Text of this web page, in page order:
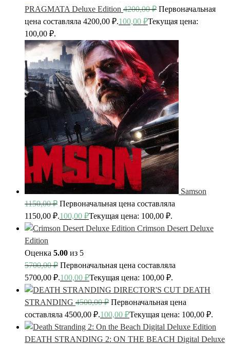
PRAGMATA Deluxe Edition 4200,00₽ Первоначальная
цена составляла 4200,00 ₽.100,00 ₽Текущая цена:
100,00 ₽.
Samson
1150,00₽ Первоначальная цена составляла
1150,00 ₽.100,00 ₽Текущая цена: 100,00 ₽.
Crimson Desert Deluxe
Edition
Оценка 5.00 из 5
5700,00₽ Первоначальная цена составляла
5700,00 ₽.100,00 ₽Текущая цена: 100,00 ₽.
DEATH
STRANDING 4500,00₽ Первоначальная цена
составляла 4500,00 ₽.100,00 ₽Текущая цена: 100,00 ₽.
DEATH STRANDING 2: ON THE BEACH Digital Deluxe